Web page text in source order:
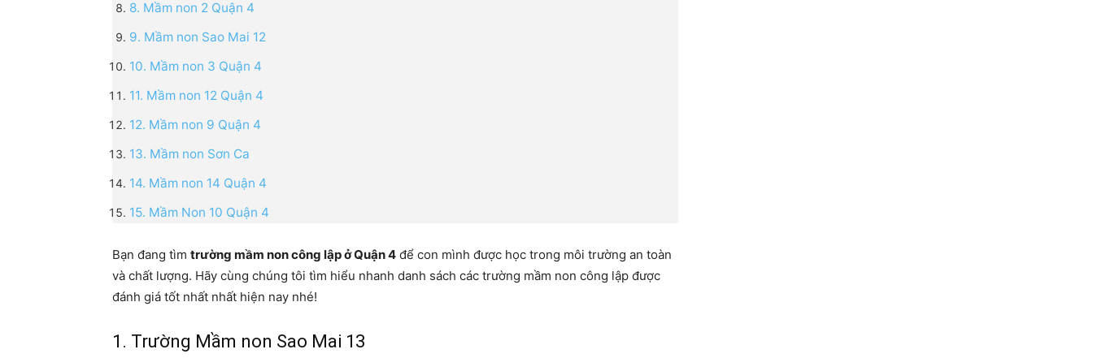
8. Mầm non 2 Quận 4
9. Mầm non Sao Mai 12
10. Mầm non 3 Quận 4
11. Mầm non 12 Quận 4
12. Mầm non 9 Quận 4
13. Mầm non Sơn Ca
14. Mầm non 14 Quận 4
15. Mầm Non 10 Quận 4
Bạn đang tìm trường mầm non công lập ở Quận 4 để con mình được học trong môi trường an toàn
và chất lượng. Hãy cùng chúng tôi tìm hiểu nhanh danh sách các trường mầm non công lập được
đánh giá tốt nhất nhất hiện nay nhé!
1. Trường​ Mầm non Sao Mai 13